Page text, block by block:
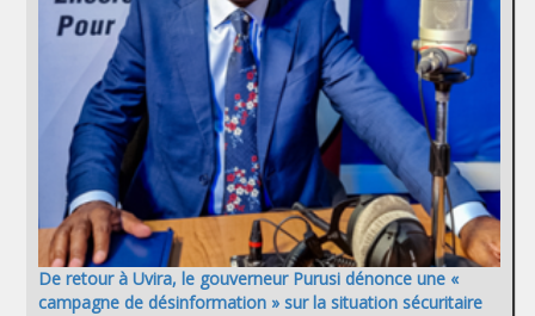
De retour à Uvira, le gouverneur Purusi dénonce une «
campagne de désinformation » sur la situation sécuritaire